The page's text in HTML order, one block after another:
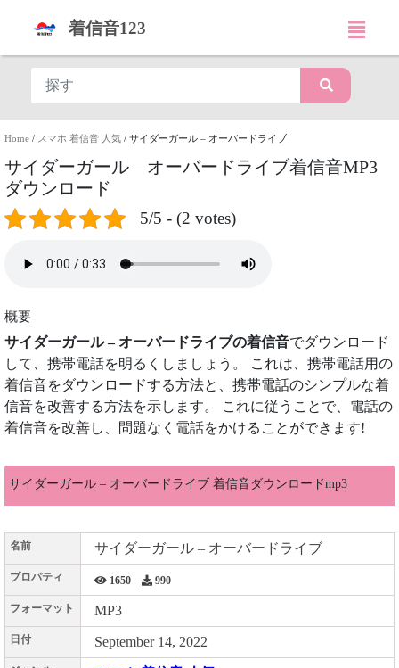
着信音123
Home / スマホ 着信音 人気 / サイダーガール – オーバードライブ
サイダーガール – オーバードライブ着信音MP3
ダウンロード
5/5 - (2 votes)
概要
サイダーガール – オーバードライブの着信音でダウンロード
して、携帯電話を明るくしましょう。 これは、携帯電話用の
着信音をダウンロードする方法と、携帯電話のシンプルな着
信音を改善する方法を示します。 これに従うことで、電話の
着信音を改善し、問題なく電話をかけることができます!
サイダーガール – オーバードライブ 着信音ダウンロードmp3
名前 サイダーガール – オーバードライブ
プロパティ 1650 990
フォーマット MP3
日付 September 14, 2022